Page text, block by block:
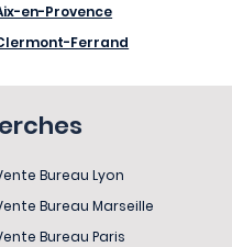
en-Provence
Ferrand
Bureau Lyon
Bureau Marseille
Bureau Paris